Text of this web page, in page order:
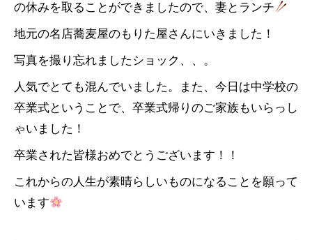
の休みを取ることができましたので、妻とランチ
地元の名店蕎麦屋のもりた屋さんにいきました！
写真を撮り忘れましたショック、、。
人気でとても混んでいました。また、今日は中学校の
卒業式ということで、卒業式帰りのご家族もいらっし
ゃいました！
卒業された皆様おめでとうございます！！
これからの人生が素晴らしいものになることを願って
います